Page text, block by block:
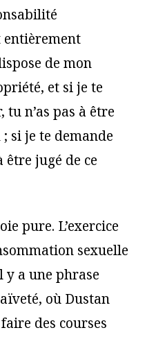
entièrement
de mon
et si je te
n’as pas à être
si je te demande
être jugé de ce
pure. L’exercice
sexuelle
y a une phrase
où Dustan
des courses